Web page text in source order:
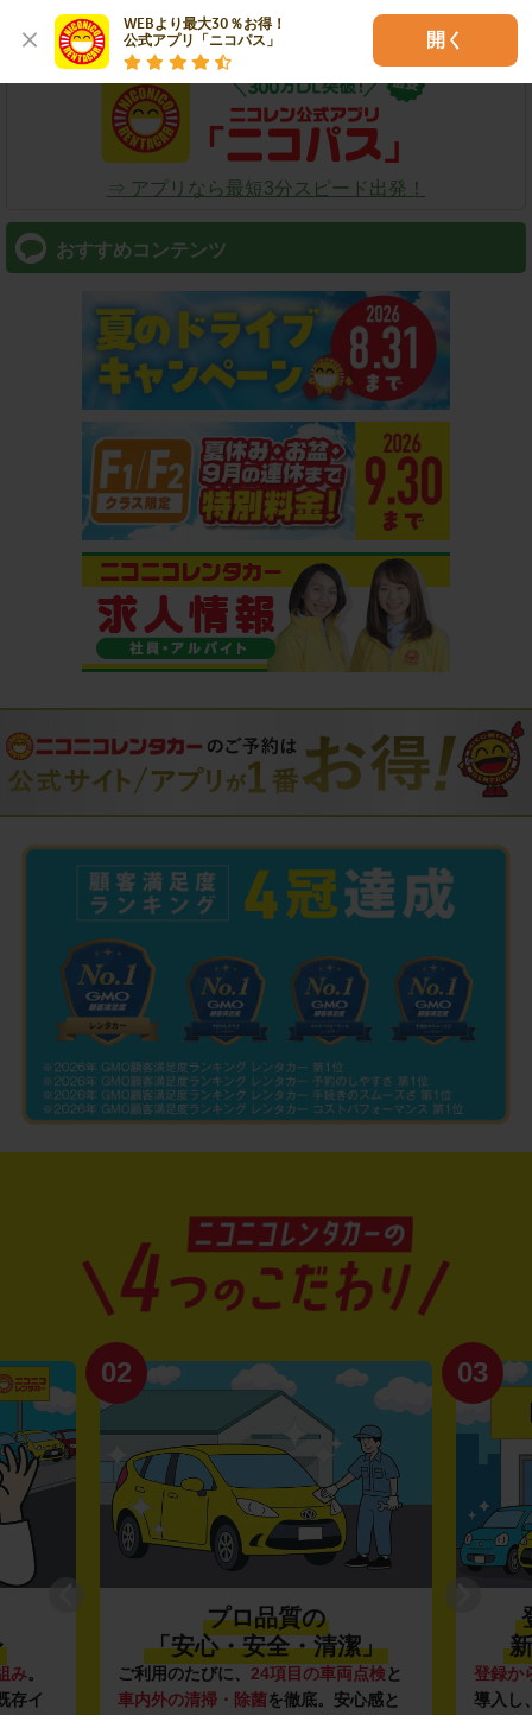
WEBより最大30％お得！
公式アプリ「ニコパス」
開く
スマートフォン
⇒ アプリなら最短3分スピード出発！
おすすめコンテンツ
み。
存イ
02
プロ品質の
「安心・安全・清潔」
ご利用のたびに、 24項目の車両点検と
車内外の清掃・除菌を徹底。安心感と
03
登録か
導入し